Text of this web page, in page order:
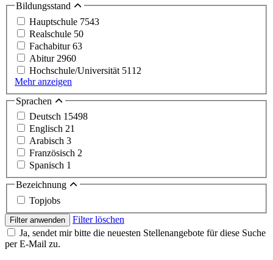
Bildungsstand
Hauptschule 7543
Realschule 50
Fachabitur63
Abitur 2960
Hochschule/Universität 5112
Mehr anzeigen
Sprachen
Deutsch 15498
Englisch 21
Arabisch 3
Französisch 2
Spanisch 1
Bezeichnung
Topjobs
Filter anwenden
Filter löschen
Ja, sendet mir bitte die neuesten Stellenangebote für diese Suche
per E-Mail zu.